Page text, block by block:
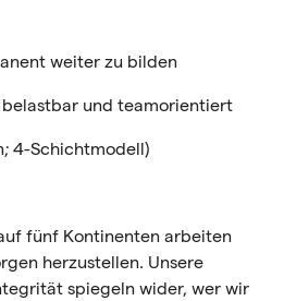
weiter zu bilden
und teamorientiert
4-Schichtmodell)
fünf Kontinenten arbeiten
herzustellen. Unsere
spiegeln wider, wer wir